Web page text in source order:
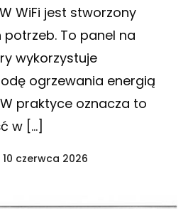
WiFi jest stworzony
potrzeb. To panel na
wykorzystuje
ogrzewania energią
praktyce oznacza to
w […]
10 czerwca 2026